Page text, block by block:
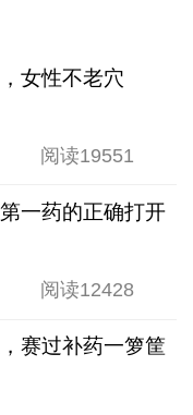
女性不老穴
阅读19551
一药的正确打开
阅读12428
赛过补药一箩筐